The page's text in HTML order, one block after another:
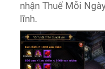
nhận Thuế Mỗi
lĩnh.